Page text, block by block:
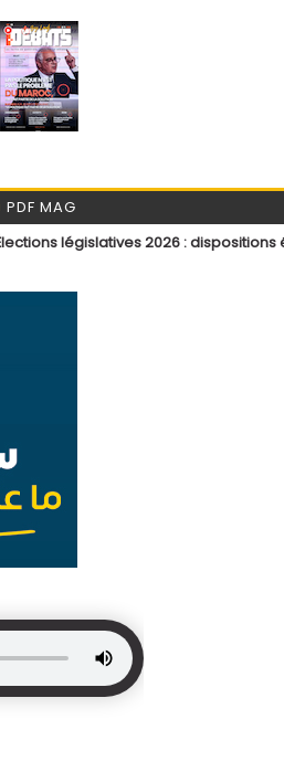
PDF MAG
2026 : dispositions éditoriales